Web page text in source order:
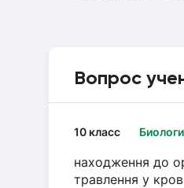
Вопрос
10 класс
находження до
травлення у